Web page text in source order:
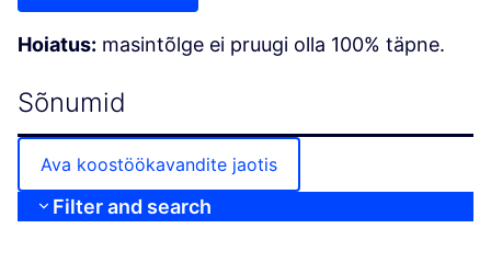
Hoiatus: masintõlge ei pruugi olla 100% täpne.
Sõnumid
Ava koostöökavandite jaotis
Filter and search